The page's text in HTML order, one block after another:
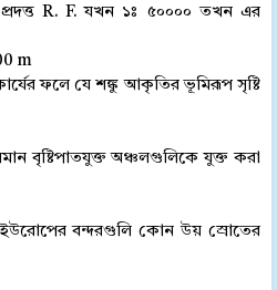
প্রদত্ত R. F. যখন ১ঃ ৫০০০০ তখন এর
m
ফলে যে শঙ্কু আকৃতির ভূমিরূপ সৃষ্টি
বৃষ্টিপাতযুক্ত অঞ্চলগুলিকে যুক্ত করা
বন্দরগুলি কোন উয় স্রোতের